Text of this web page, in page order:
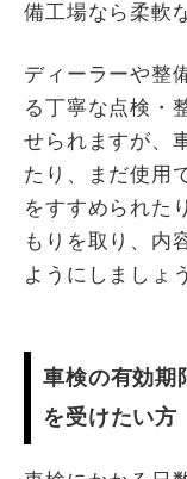
備工場なら柔軟
ディーラーや整
る丁寧な点検・
せられますが、
たり、まだ使用
をすすめられた
もりを取り、内
ようにしましょ
車検の有効期
を受けたい方